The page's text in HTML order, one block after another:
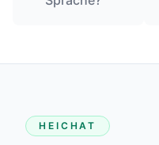
HEICHAT